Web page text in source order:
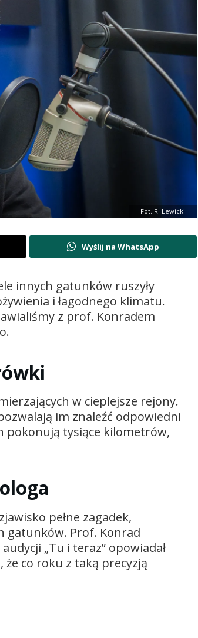
Fot. R. Lewicki
Wyślij na WhatsApp
innych gatunków ruszyły
i łagodnego klimatu.
z prof. Konradem
w cieplejsze rejony.
im znaleźć odpowiedni
pokonują tysiące kilometrów,
pełne zagadek,
gatunków. Prof. Konrad
„Tu i teraz” opowiadał
że co roku z taką precyzją